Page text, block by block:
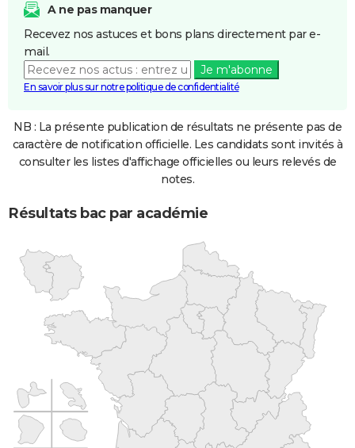
A ne pas manquer
Recevez nos astuces et bons plans directement par e-
mail.
Je m'abonne
En savoir plus sur notre politique de confidentialité
NB : La présente publication de résultats ne présente pas de
caractère de notification officielle. Les candidats sont invités à
consulter les listes d'affichage officielles ou leurs relevés de
notes.
Résultats bac par académie